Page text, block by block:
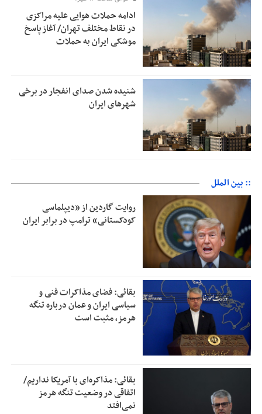
ادامه حملات هوایی علیه مراکزی
در نقاط مختلف تهران/ آغاز پاسخ
موشکی ایران به حملات
شنیده شدن صدای انفجار در برخی
شهرهای ایران
:: بین الملل
روایت گاردین از «دیپلماسی
کودکستانی» ترامپ در برابر ایران
بقائی: فضای مذاکرات فنی و
سیاسی ایران و عمان درباره تنگه
هرمز، مثبت است
بقائی: مذاکره‌ای با آمریکا نداریم/
اتفاقی در وضعیت تنگه هرمز
نمی‌افتد